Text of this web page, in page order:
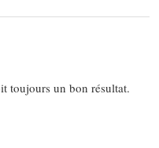
toujours un bon résultat.